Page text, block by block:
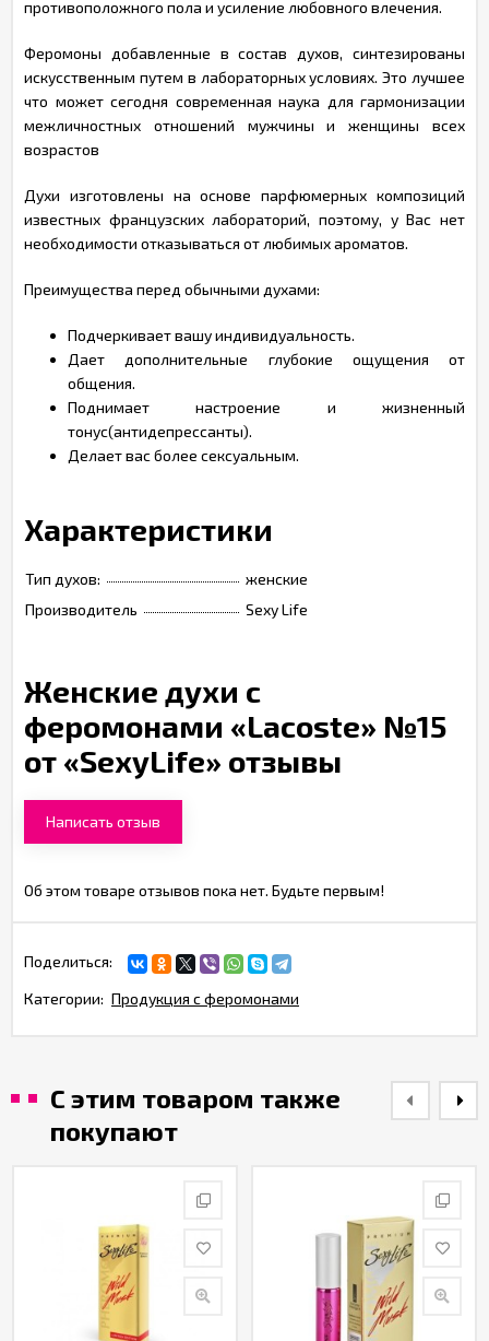
противоположного пола и усиление любовного влечения.
Феромоны добавленные в состав духов, синтезированы
искусственным путем в лабораторных условиях. Это лучшее
что может сегодня современная наука для гармонизации
межличностных отношений мужчины и женщины всех
возрастов
Духи изготовлены на основе парфюмерных композиций
известных французских лабораторий, поэтому, у Вас нет
необходимости отказываться от любимых ароматов.
Преимущества перед обычными духами:
Подчеркивает вашу индивидуальность.
Дает дополнительные глубокие ощущения от
общения.
Поднимает настроение и жизненный
тонус(антидепрессанты).
Делает вас более сексуальным.
Характеристики
Тип духов:
женские
Производитель
Sexy Life
Женские духи с
феромонами «Lacoste» №15
от «SexyLife» отзывы
Написать отзыв
Об этом товаре отзывов пока нет. Будьте первым!
Поделиться:
Категории: Продукция с феромонами
С этим товаром также
покупают